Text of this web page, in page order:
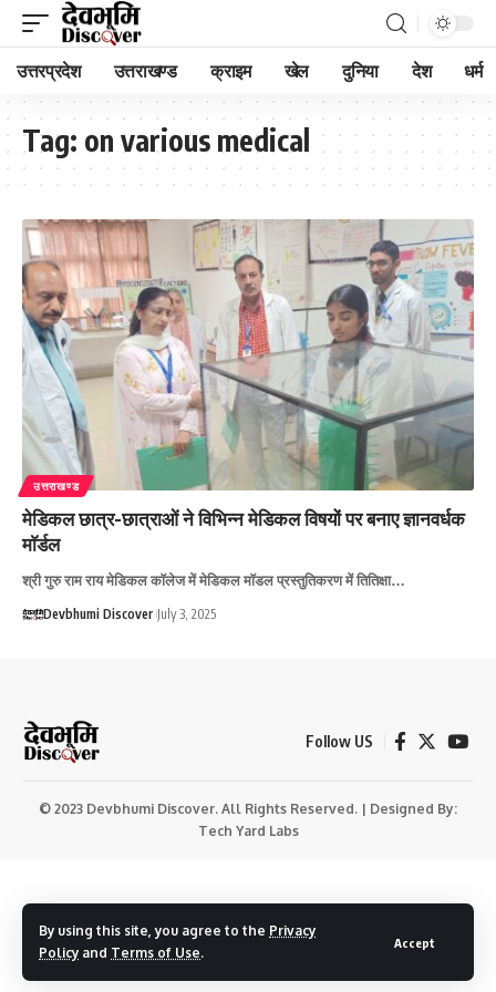
By using this site, you agree to the Privacy
Policy and Terms of Use.
Accept
उत्तरप्रदेश उत्तराखण्ड क्राइम खेल दुनिया देश धर्म
Tag: on various medical
उत्तराखण्ड
मेडिकल छात्र-छात्राओं ने विभिन्न मेडिकल विषयों पर बनाए ज्ञानवर्धक
माॅर्डल
श्री गुरु राम राय मेडिकल काॅलेज में मेडिकल माॅडल प्रस्तुतिकरण में तितिक्षा…
Devbhumi Discover July 3, 2025
Follow US
© 2023 Devbhumi Discover. All Rights Reserved. | Designed By:
Tech Yard Labs